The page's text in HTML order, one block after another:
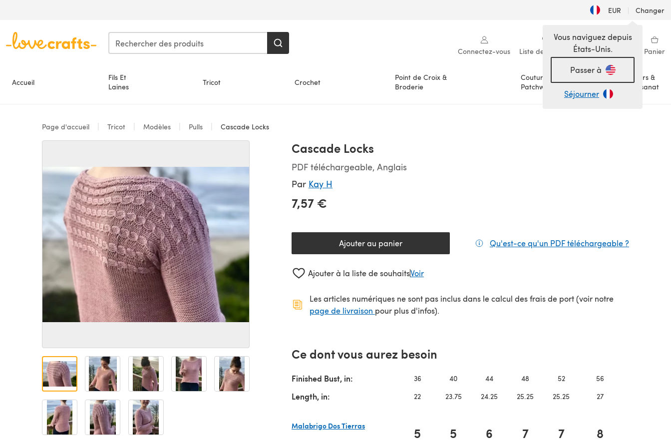
EUR | Changer
Connectez-vous Liste de souhaits Ma bibliothèque Panier
Accueil
Fils Et
Laines
Tricot Crochet
Point de Croix &
Broderie
Couture &
Patchwork
Loisirs &
Artisanat
Vous naviguez depuis
États-Unis.
Passer à
Séjourner
Page d'accueil Tricot Modèles Pulls Cascade Locks
Cascade Locks
PDF téléchargeable, Anglais
Par Kay H
7,57 €
Ajouter au panier Qu'est-ce qu'un PDF téléchargeable ?
Ajouter à la liste de souhaitsVoir
Les articles numériques ne sont pas inclus dans le calcul des frais de port (voir notre
page de livraison (s'ouvre dans un nouvel onglet)
pour plus d'infos).
Ce dont vous aurez besoin
Finished Bust, in: 36 40 44 48 52 56
Length, in: 22 23.75 24.25 25.25 25.25 27
Malabrigo Dos Tierras
5 5 6 7 7 8